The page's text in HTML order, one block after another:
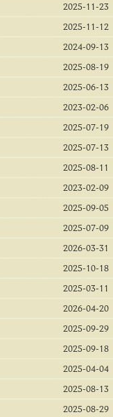
2025-11-23
2025-11-12
2024-09-13
2025-08-19
2025-06-13
2023-02-06
2025-07-19
2025-07-13
2025-08-11
2023-02-09
2025-09-05
2025-07-09
2026-03-31
2025-10-18
2025-03-11
2026-04-20
2025-09-29
2025-09-18
2025-04-04
2025-08-13
2025-08-29